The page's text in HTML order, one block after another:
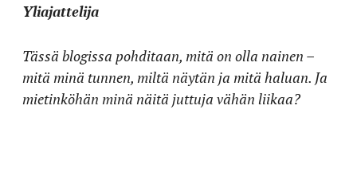
Yliajattelija
Tässä blogissa pohditaan, mitä on olla nainen –
mitä minä tunnen, miltä näytän ja mitä haluan. Ja
mietinköhän minä näitä juttuja vähän liikaa?